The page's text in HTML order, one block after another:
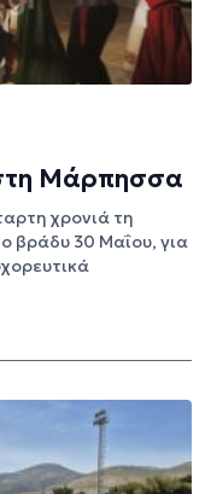
Μάρπησσα
χρονιά τη
βράδυ 30 Μαΐου, για